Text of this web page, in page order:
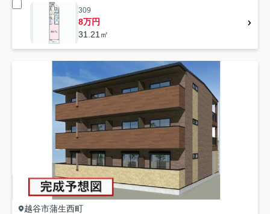
309
8万円
31.21㎡
越谷市蒲生西町